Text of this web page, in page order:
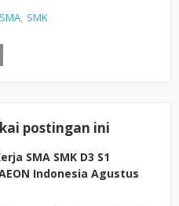
SMA SMK
postingan ini
SMA SMK D3 S1
Indonesia Agustus